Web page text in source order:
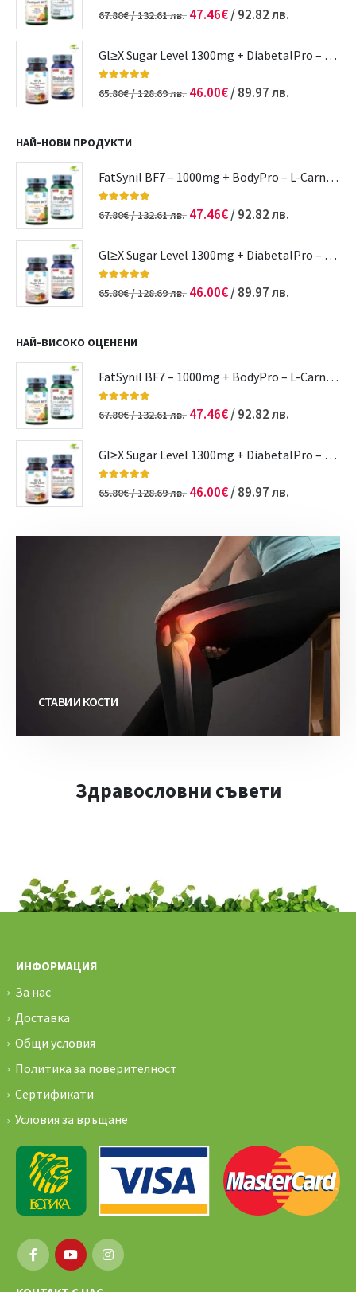
67.80€/ 132.61 лв. 47.46€/ 92.82 лв.
Gl≥Х Sugar Level 1300mg + DiabetalPro – Cranberry – Biotin | Диабет | Кръвна захар
65.80€/ 128.69 лв. 46.00€/ 89.97 лв.
НАЙ-НОВИ ПРОДУКТИ
FatSynil BF7 – 1000mg + BodyPro – L-Carnitine | Отслабване | Редукция на теглото
67.80€/ 132.61 лв. 47.46€/ 92.82 лв.
Gl≥Х Sugar Level 1300mg + DiabetalPro – Cranberry – Biotin | Диабет | Кръвна захар
65.80€/ 128.69 лв. 46.00€/ 89.97 лв.
НАЙ-ВИСОКО ОЦЕНЕНИ
FatSynil BF7 – 1000mg + BodyPro – L-Carnitine | Отслабване | Редукция на теглото
67.80€/ 132.61 лв. 47.46€/ 92.82 лв.
Gl≥Х Sugar Level 1300mg + DiabetalPro – Cranberry – Biotin | Диабет | Кръвна захар
65.80€/ 128.69 лв. 46.00€/ 89.97 лв.
СТАВИ И КОСТИ
Здравословни съвети
ИНФОРМАЦИЯ
За нас
Доставка
Общи условия
Политика за поверителност
Сертификати
Условия за връщане